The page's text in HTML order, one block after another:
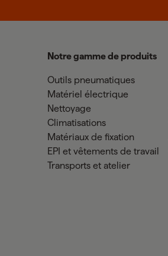
Notre gamme de produits
Outils pneumatiques
Matériel électrique
Nettoyage
Climatisations
Matériaux de fixation
EPI et vêtements de travail
Transports et atelier